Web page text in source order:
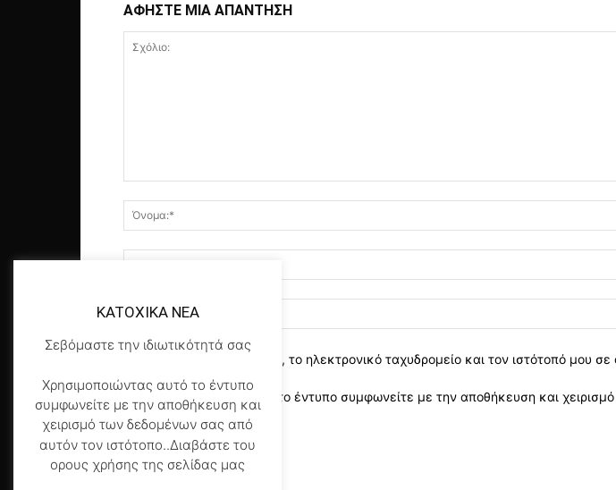
ΑΦΗΣΤΕ ΜΙΑ ΑΠΑΝΤΗΣΗ
αποθηκεύστε το όνομα, το ηλεκτρονικό ταχυδρομείο και τον ιστότοπό μου
Χρησιμοποιώντας αυτό το έντυπο συμφωνείτε με την αποθήκευση και
της σελίδας μας
KATOXIKA NEA
Σεβόμαστε την ιδιωτικότητά σας
Χρησιμοποιώντας αυτό το έντυπο
συμφωνείτε με την αποθήκευση και
χειρισμό των δεδομένων σας από
αυτόν τον ιστότοπο..Διαβάστε του
ορους χρήσης της σελίδας μας